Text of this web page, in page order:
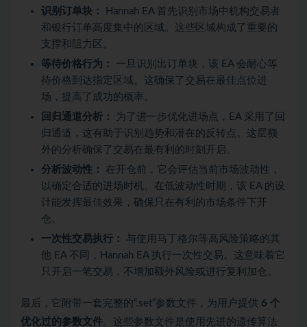
识别订单块：
Hannah EA 首先识别市场中机构交易者
和银行订单高度集中的区域。这些区域构成了重要的
支撑和阻力区。
等待价格行为：
一旦识别出订单块，该 EA 会耐心等
待价格到达指定区域。这确保了交易在最佳点位进
场，提高了成功的概率。
回归通道分析：
为了进一步优化进场点，EA 采用了回
归通道，这有助于识别趋势和潜在的反转点。这层额
外的分析确保了交易在最有利的时刻开启。
分析波动性：
在开仓前，它会评估当前市场波动性，
以确定合适的进场时机。在低波动性时期，该 EA 的设
计能发挥最佳效果，确保只在有利的市场条件下开
仓。
一次性交易执行：
与使用马丁格尔等高风险策略的其
他 EA 不同，Hannah EA 执行一次性交易。这意味着它
只开启一笔交易，不增加额外风险或进行复利加仓。
最后，它附带一套完整的“.set”参数文件，为用户提供 6 个
优化过的参数文件 。这些参数文件是使用先进的遗传算法